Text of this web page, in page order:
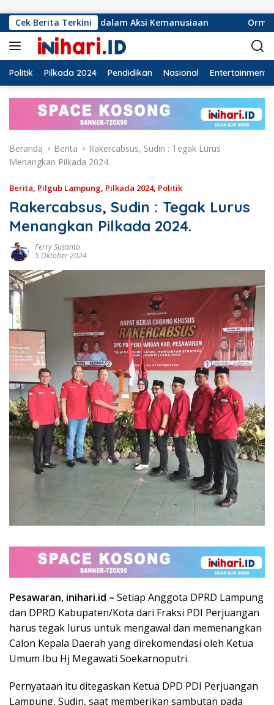
Cek Berita Terkini
dalam Aksi Kemanusiaan Ormas Laskar Lampung
Politik Pilkada 2024 Pendidikan Nasional Entertainment
Beranda Berita
Rakercabsus, Sudin : Tegak Lurus
Menangkan Pilkada 2024.
Berita, Pilgub Lampung, Pilkada 2024, Politik
Rakercabsus, Sudin : Tegak Lurus
Menangkan Pilkada 2024.
Ferry Susanto
5 Oktober 2024
Pesawaran, inihari.id – Setiap Anggota DPRD Lampung
dan DPRD Kabupaten/Kota dari Fraksi PDI Perjuangan
harus tegak lurus untuk mengawal dan memenangkan
Calon Kepala Daerah yang direkomendasi oleh Ketua
Umum Ibu Hj Megawati Soekarnoputri.
Pernyataan itu ditegaskan Ketua DPD PDI Perjuangan
Lampung, Sudin, saat memberikan sambutan pada